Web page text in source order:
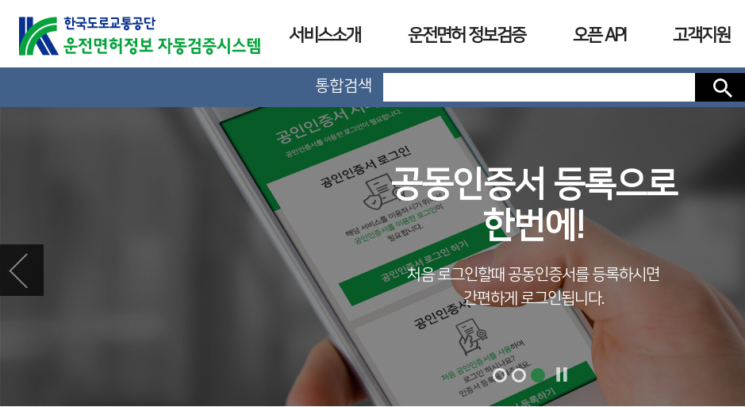
서비스소개 운전면허 정보검증 오픈 API 고객지원
통합검색 검색
공동인증서 등록으로
한번에!
처음 로그인할때 공동인증서를 등록하시면
간편하게 로그인됩니다.